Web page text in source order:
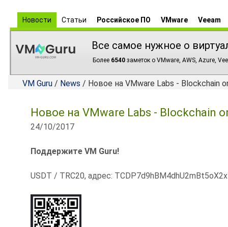
Новости Статьи Российское ПО VMware Veeam
Все самое нужное о
Более 6540 заметок о VMware, AWS, Azure,
VM Guru / News / Новое на VMware Labs - Blockchain
Новое на VMware Labs - Blockchain
24/10/2017
Поддержите VM Guru!
USDT / TRC20, адрес: